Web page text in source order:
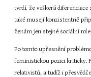
tvrdí, že veškerá
také musejí konzistentně
ženám jen stejné sociální
Po tomto upřesnění
feministickou pozici kriticky.
relativistů, a tudíž i